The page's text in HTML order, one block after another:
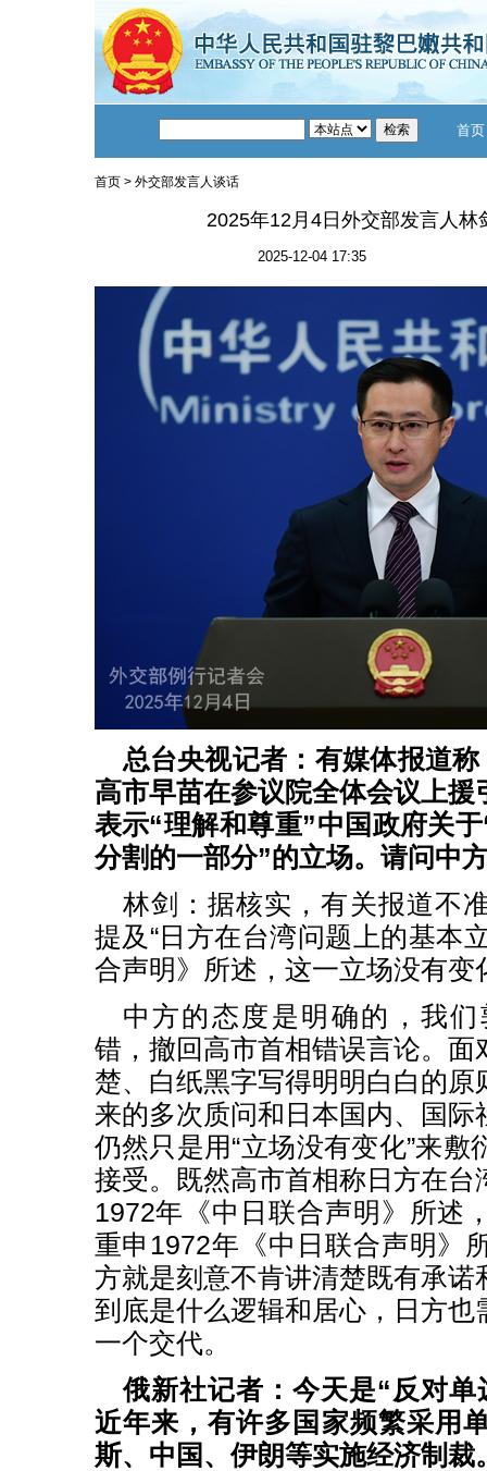
首页
首页> 外交部发言人谈话
2025年12月4日外交部发言人林
2025-12-04 17:35
总台央视记者：有媒体报道
高市早苗在参议院全体会议上援
表示“理解和尊重”中国政府关
分割的一部分”的立场。请问中
林剑：据核实，有关报道不
提及“日方在台湾问题上的基本
合声明》所述，这一立场没有变
中方的态度是明确的，我
错，撤回高市首相错误言论。面
楚、白纸黑字写得明明白白的原
来的多次质问和日本国内、国际
仍然只是用“立场没有变化”来
接受。既然高市首相称日方在台
1972年《中日联合声明》所述
重申1972年《中日联合声明》
方就是刻意不肯讲清楚既有承诺
到底是什么逻辑和居心，日方也
一个交代。
俄新社记者：今天是“反对
近年来，有许多国家频繁采用
斯、中国、伊朗等实施经济制裁